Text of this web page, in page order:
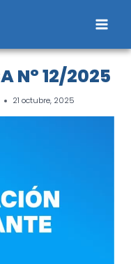
N° 12/2025
21 octubre, 2025